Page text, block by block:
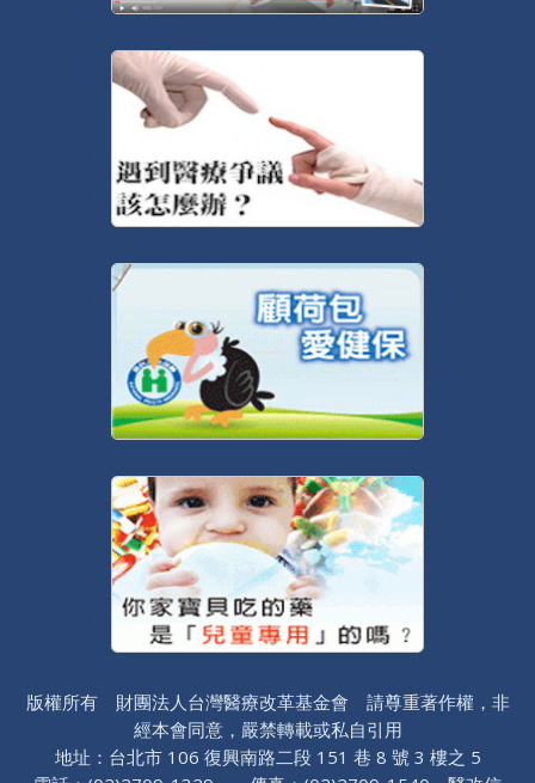
版權所有 財團法人台灣醫療改革基金會 請尊重著作權，非
經本會同意，嚴禁轉載或私自引用
地址：台北市 106 復興南路二段 151 巷 8 號 3 樓之 5